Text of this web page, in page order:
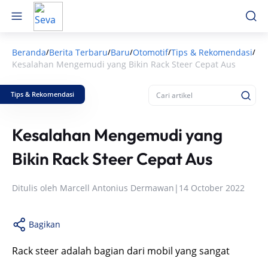
Beranda/Berita Terbaru/Baru/Otomotif/Tips & Rekomendasi/
Kesalahan Mengemudi yang Bikin Rack Steer Cepat Aus
Tips & Rekomendasi
Kesalahan Mengemudi yang
Bikin Rack Steer Cepat Aus
Ditulis oleh Marcell Antonius Dermawan | 14 October 2022
Bagikan
Rack steer adalah bagian dari mobil yang sangat